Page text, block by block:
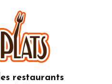
restaurants